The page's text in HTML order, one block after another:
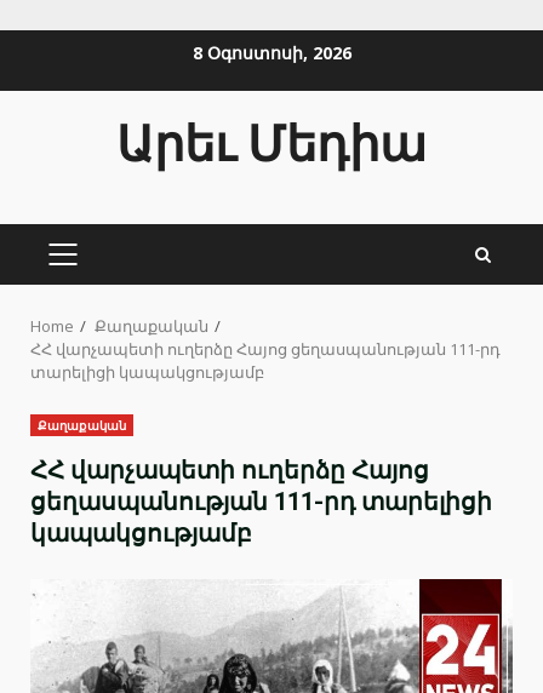
8 Օգոստոսի, 2026
Արեւ Մեդիա
PRIMARY
Home
Քաղաքական
ՀՀ վարչապետի ուղերձը Հայոց ցեղասպանության 111-րդ
տարելիցի կապակցությամբ
Քաղաքական
ՀՀ վարչապետի ուղերձը Հայոց
ցեղասպանության 111-րդ տարելիցի
կապակցությամբ